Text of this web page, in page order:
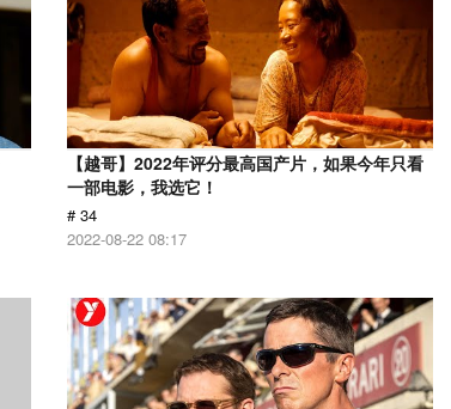
【越哥】2022年评分最高国产片，如果今年只看
一部电影，我选它！
# 34
2022-08-22 08:17